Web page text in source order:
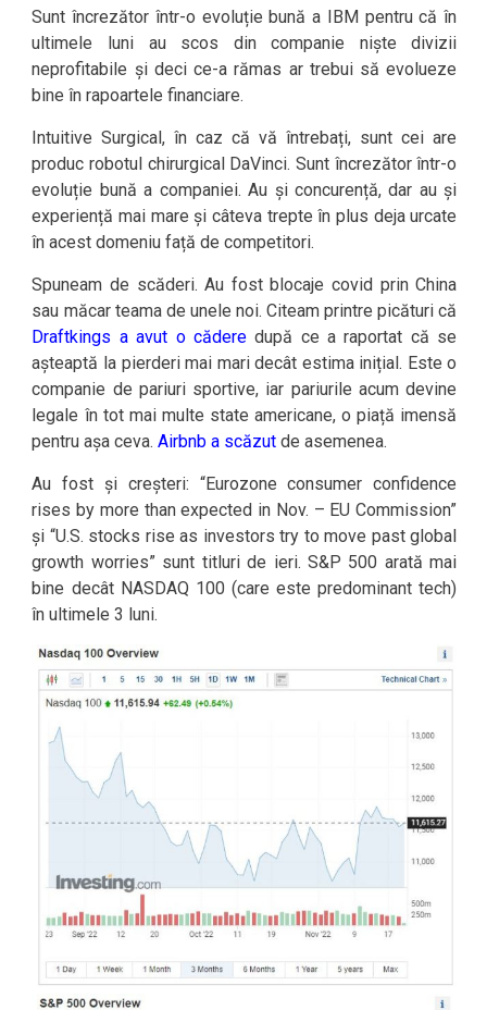
Sunt încrezător într-o evoluție bună a IBM pentru că în
ultimele luni au scos din companie niște divizii
neprofitabile și deci ce-a rămas ar trebui să evolueze
bine în rapoartele financiare.
Intuitive Surgical, în caz că vă întrebați, sunt cei are
produc robotul chirurgical DaVinci. Sunt încrezător într-o
evoluție bună a companiei. Au și concurență, dar au și
experiență mai mare și câteva trepte în plus deja urcate
în acest domeniu față de competitori.
Spuneam de scăderi. Au fost blocaje covid prin China
sau măcar teama de unele noi. Citeam printre picături că
Draftkings a avut o căderedupă ce a raportat că se
așteaptă la pierderi mai mari decât estima inițial. Este o
companie de pariuri sportive, iar pariurile acum devine
legale în tot mai multe state americane, o piață imensă
pentru așa ceva.Airbnb a scăzut de asemenea.
Au fost și creșteri: “Eurozone consumer confidence
rises by more than expected in Nov. – EU Commission”
și “U.S. stocks rise as investors try to move past global
growth worries” sunt titluri de ieri. S&P 500 arată mai
bine decât NASDAQ 100 (care este predominant tech)
în ultimele 3 luni.